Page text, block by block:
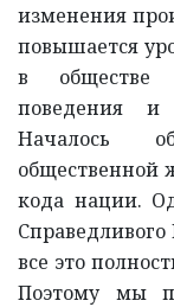
изменения
повышается
в обществе
поведения и
Началось
общественной
кода нации.
Справедливого
все это
Поэтому мы